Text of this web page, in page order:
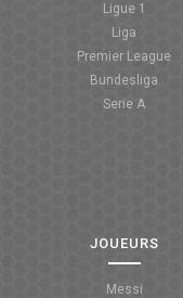
COUPE DE FRANCE
COUPE DE LA LIGUE
Ligue 1
Liga
Premier League
Bundesliga
Serie A
JOUEURS
Messi